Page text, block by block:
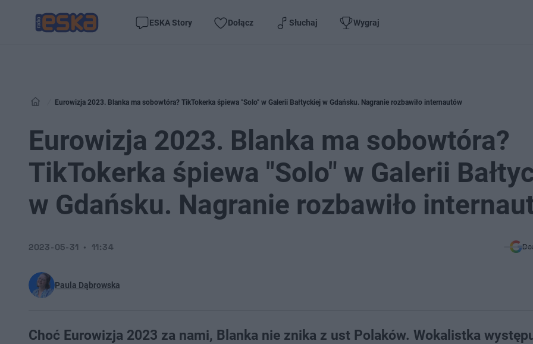
ESKA Story Dołącz Słuchaj Wygraj
Eurowizja 2023. Blanka ma sobowtóra? TikTokerka śpiewa "Solo" w Galerii Bałtyckiej w Gdańsku. Nagranie rozbawiło internautów
Eurowizja 2023. Blanka ma sobowtóra?
TikTokerka śpiewa "Solo" w Galerii
w Gdańsku. Nagranie rozbawiło
Paula Dąbrowska
2023-05-31 11:34
Choć Eurowizja 2023 za nami, Blanka nie znika z ust Polaków. Wokalistka